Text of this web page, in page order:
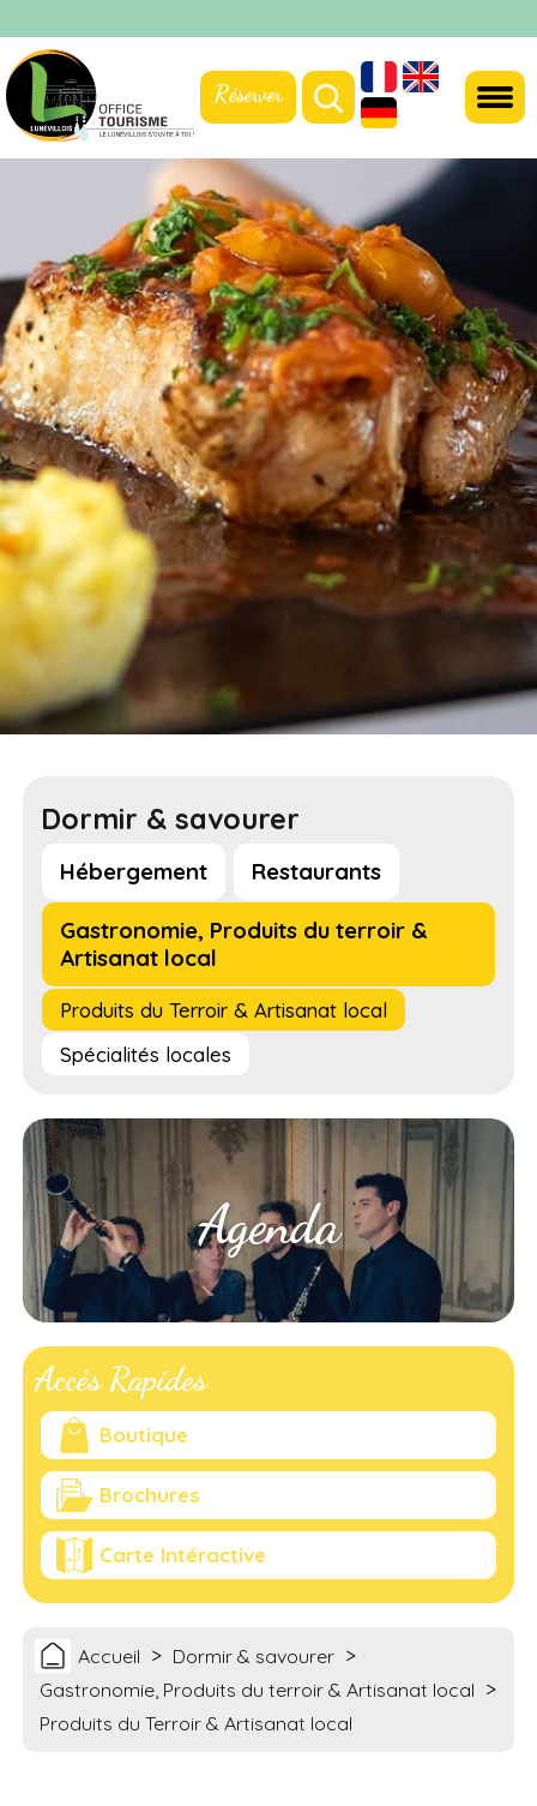
Réserver
Dormir & savourer
Hébergement Restaurants
Gastronomie, Produits du terroir &
Artisanat local
Produits du Terroir & Artisanat local
Spécialités locales
Agenda
Accès Rapides
Boutique
Brochures
Carte Intéractive
Accueil > Dormir & savourer >
Gastronomie, Produits du terroir & Artisanat local >
Produits du Terroir & Artisanat local